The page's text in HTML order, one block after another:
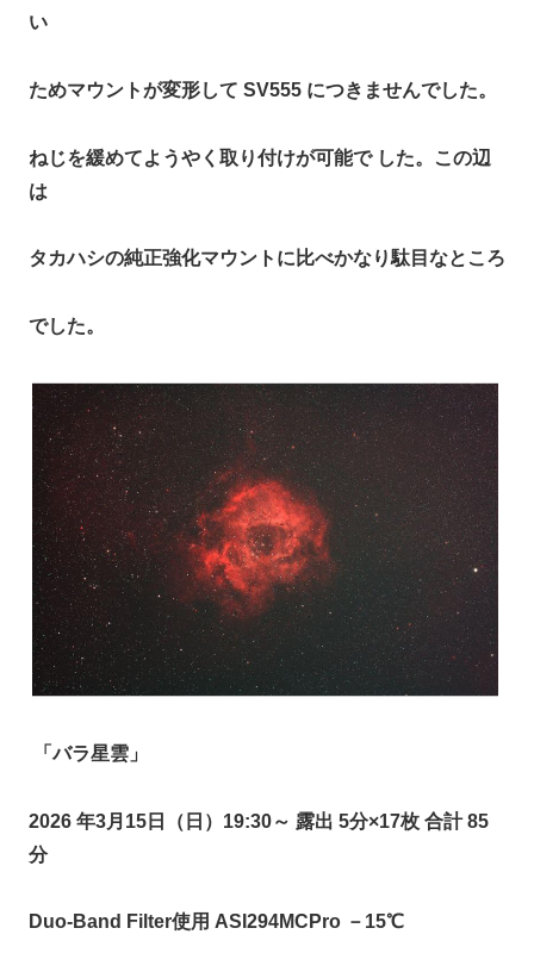
い
ためマウントが変形して SV555 につきませんでした。
ねじを緩めてようやく取り付けが可能で した。この辺
は
タカハシの純正強化マウントに比べかなり駄目なところ
でした。
「バラ星雲」
2026 年3月15日（日）19:30～ 露出 5分×17枚 合計 85
分
Duo-Band Filter使用 ASI294MCPro －15℃